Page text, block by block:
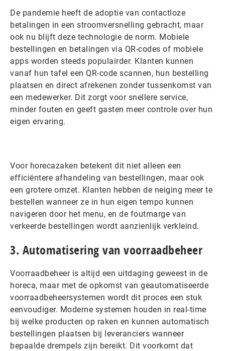
De pandemie heeft de adoptie van contactloze
betalingen in een stroomversnelling gebracht, maar
ook nu blijft deze technologie de norm. Mobiele
bestellingen en betalingen via QR-codes of mobiele
apps worden steeds populairder. Klanten kunnen
vanaf hun tafel een QR-code scannen, hun bestelling
plaatsen en direct afrekenen zonder tussenkomst van
een medewerker. Dit zorgt voor snellere service,
minder fouten en geeft gasten meer controle over hun
eigen ervaring.
Voor horecazaken betekent dit niet alleen een
efficiëntere afhandeling van bestellingen, maar ook
een grotere omzet. Klanten hebben de neiging meer te
bestellen wanneer ze in hun eigen tempo kunnen
navigeren door het menu, en de foutmarge van
verkeerde bestellingen wordt aanzienlijk verkleind.
3. Automatisering van voorraadbeheer
Voorraadbeheer is altijd een uitdaging geweest in de
horeca, maar met de opkomst van geautomatiseerde
voorraadbeheersystemen wordt dit proces een stuk
eenvoudiger. Moderne systemen houden in real-time
bij welke producten op raken en kunnen automatisch
bestellingen plaatsen bij leveranciers wanneer
bepaalde drempels zijn bereikt. Dit voorkomt dat